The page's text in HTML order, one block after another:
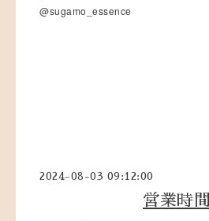
@sugamo_essence
2024-08-03 09:12:00
営業時間